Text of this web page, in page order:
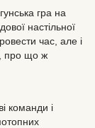
гра на
настільної
час, але і
про що ж
команди і